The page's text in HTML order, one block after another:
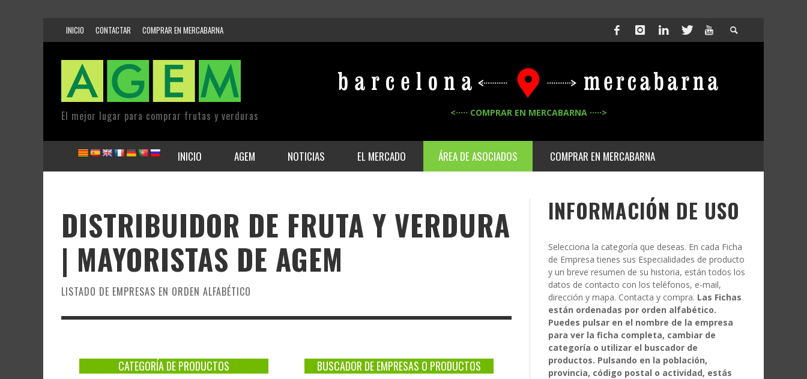
INICIO CONTACTAR COMPRAR EN MERCABARNA
El mejor lugar para comprar frutas y verduras <····· COMPRAR EN MERCABARNA ·····>
INICIO AGEM NOTICIAS EL MERCADO ÁREA DE ASOCIADOS COMPRAR EN MERCABARNA
DISTRIBUIDOR DE FRUTA Y VERDURA
| MAYORISTAS DE AGEM
LISTADO DE EMPRESAS EN ORDEN ALFABÉTICO
CATEGORÍA DE PRODUCTOS BUSCADOR DE EMPRESAS O PRODUCTOS
INFORMACIÓN DE USO
Selecciona la categoría que deseas. En cada Ficha
de Empresa tienes sus Especialidades de producto
y un breve resumen de su historia, están todos los
datos de contacto con los teléfonos, e-mail,
dirección y mapa. Contacta y compra. Las Fichas
están ordenadas por orden alfabético.
Puedes pulsar en el nombre de la empresa
para ver la ficha completa, cambiar de
categoría o utilizar el buscador de
productos. Pulsando en la población,
provincia, código postal o actividad, estás